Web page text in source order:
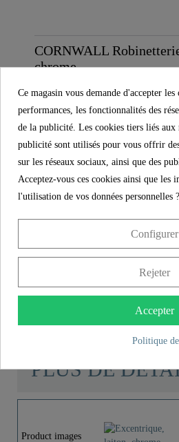
CORNWALL
chrome
PLUS DE
Product images
Ce magasin vous demande d'accepter
performances, les fonctionnalités des
de la publicité. Les cookies tiers liés aux
publicité sont utilisés pour vous offrir
sur les réseaux sociaux, ainsi que des
Acceptez-vous ces cookies ainsi que les
l'utilisation de vos données personnelles ?
Configurer
Rejeter
Accepter
Politique